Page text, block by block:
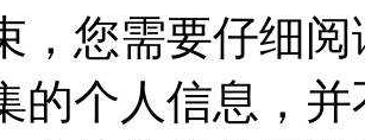
，您需要仔细
的个人信息，